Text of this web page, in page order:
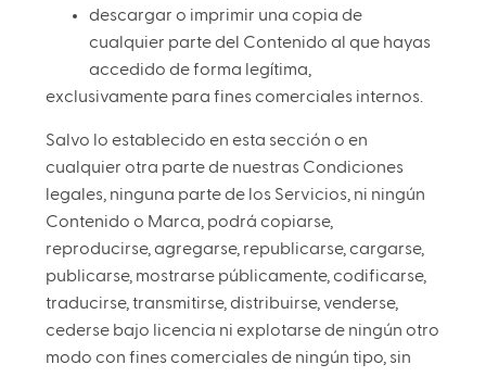
descargar o imprimir una copia de
cualquier parte del Contenido al que hayas
accedido de forma legítima,
exclusivamente para fines comerciales internos.
Salvo lo establecido en esta sección o en
cualquier otra parte de nuestras Condiciones
legales, ninguna parte de los Servicios, ni ningún
Contenido o Marca, podrá copiarse,
reproducirse, agregarse, republicarse, cargarse,
publicarse, mostrarse públicamente, codificarse,
traducirse, transmitirse, distribuirse, venderse,
cederse bajo licencia ni explotarse de ningún otro
modo con fines comerciales de ningún tipo, sin